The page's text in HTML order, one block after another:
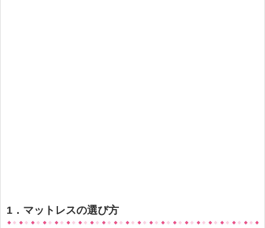
1．マットレスの選び方